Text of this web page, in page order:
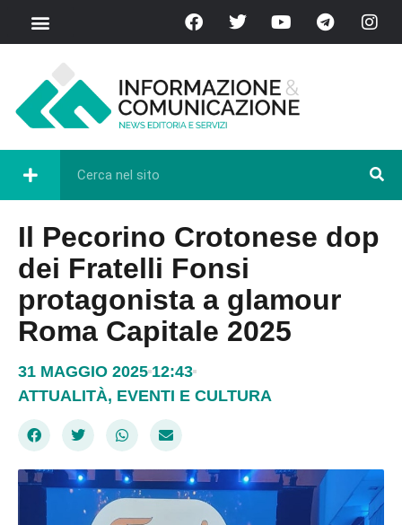
Il Pecorino Crotonese dop
dei Fratelli Fonsi
protagonista a glamour
Roma Capitale 2025
31 MAGGIO 2025 12:43
ATTUALITÀ, EVENTI E CULTURA